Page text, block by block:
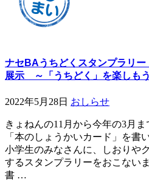
ナセBAうちどくスタンプラリー
展示 ～「うちどく」を楽しも
2022年5月28日 おしらせ
きょねんの11月から今年の3月
「本のしょうかいカード」を書
小学生のみなさんに、しおりや
するスタンプラリーをおこない
書 …